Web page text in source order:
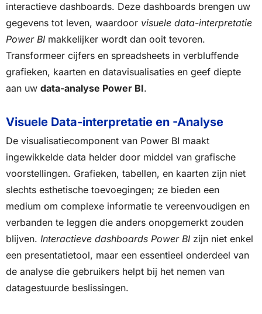
interactieve dashboards. Deze dashboards brengen uw
gegevens tot leven, waardoor visuele data-interpretatie
Power BI makkelijker wordt dan ooit tevoren.
Transformeer cijfers en spreadsheets in verbluffende
grafieken, kaarten en datavisualisaties en geef diepte
aan uw data-analyse Power BI.
Visuele Data-interpretatie en -Analyse
De visualisatiecomponent van Power BI maakt
ingewikkelde data helder door middel van grafische
voorstellingen. Grafieken, tabellen, en kaarten zijn niet
slechts esthetische toevoegingen; ze bieden een
medium om complexe informatie te vereenvoudigen en
verbanden te leggen die anders onopgemerkt zouden
blijven. Interactieve dashboards Power BI zijn niet enkel
een presentatietool, maar een essentieel onderdeel van
de analyse die gebruikers helpt bij het nemen van
datagestuurde beslissingen.